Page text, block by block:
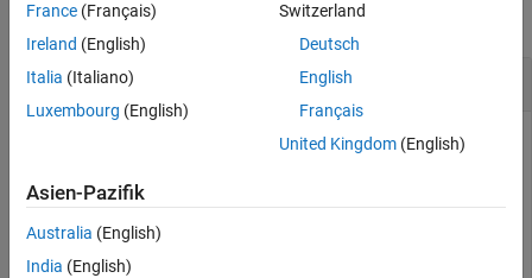
collapse all
Load and Remove Waveforms One at a Time
Generate two arbitrary waveforms, downloading and
f = fgen(rsrc,drvr);
f.Waveforem =
w1 = 1:0.001:2;
France (Français)
Ireland (English)
Italia (Italiano)
Luxembourg (English)
Switzerland
Deutsch
English
Français
United Kingdom(English)
Asien-Pazifik
Australia (English)
India (English)